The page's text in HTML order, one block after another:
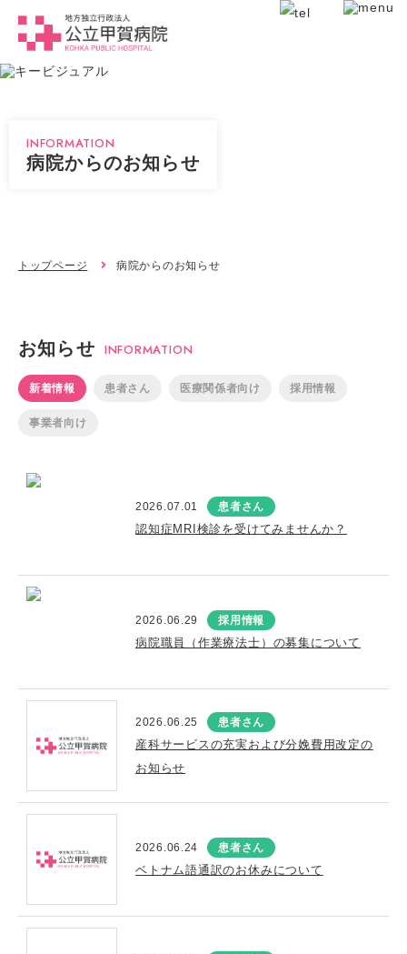
INFORMATION
病院からのお知らせ
トップページ 病院からのお知らせ
お知らせ INFORMATION
新着情報 患者さん 医療関係者向け 採用情報
事業者向け
2026.07.01 患者さん
認知症MRI検診を受けてみませんか？
2026.06.29 採用情報
病院職員（作業療法士）の募集について
2026.06.25 患者さん
産科サービスの充実および分娩費用改定の
お知らせ
2026.06.24 患者さん
ベトナム語通訳のお休みについて